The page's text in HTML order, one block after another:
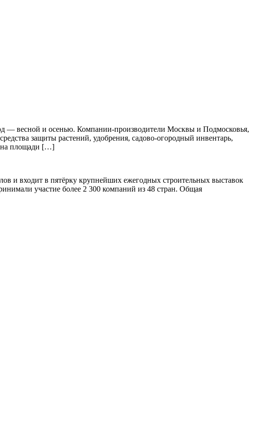
— весной и осенью. Компании-производители Москвы и Подмосковья,
защиты растений, удобрения, садово-огородный инвентарь,
на площади […]
и входит в пятёрку крупнейших ежегодных строительных выставок
участие более 2 300 компаний из 48 стран. Общая